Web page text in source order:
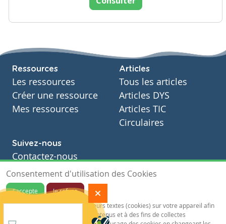
Ressources
Les ressources
Créer une ressource
Mes ressources
Articles
Tous les articles
Articles DYS
Articles TIC
Circulaires
Suivez-nous
Contactez-nous
Soutien scolaire
Notre page Facebook
S'inscrire à notre newsletter
Consentement d'utilisation des Cookies
J'accepte
Je refuse
Notre site sauvegarde des traceurs textes (cookies) sur votre appareil afin
de vous garantir de meilleurs contenus et à des fins de collectes